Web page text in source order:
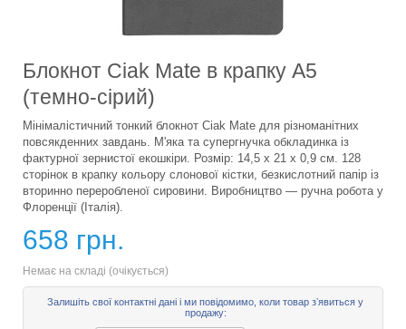
Блокнот Ciak Mate в крапку А5
(темно-сірий)
Мінімалістичний тонкий блокнот Ciak Mate для різноманітних
повсякденних завдань. М'яка та супергнучка обкладинка із
фактурної зернистої екошкіри. Розмір: 14,5 х 21 х 0,9 см. 128
сторінок в крапку кольору слонової кістки, безкислотний папір із
вторинно переробленої сировини. Виробництво — ручна робота у
Флоренції (Італія).
658 грн.
Немає на складі (очікується)
Залишіть свої контактні дані і ми повідомимо, коли товар зʼявиться у
продажу: